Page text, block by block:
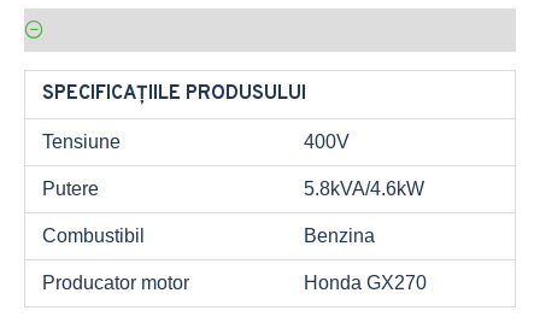
SPECIFICAȚIILE PRODUSULUI
Tensiune 400V
Putere 5.8kVA/4.6kW
Combustibil Benzina
Producator motor Honda GX270